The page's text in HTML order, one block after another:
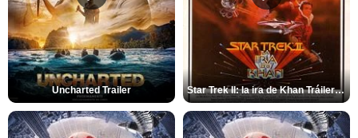
Uncharted Trailer Star Trek II: la ira de Khan Tráiler VO